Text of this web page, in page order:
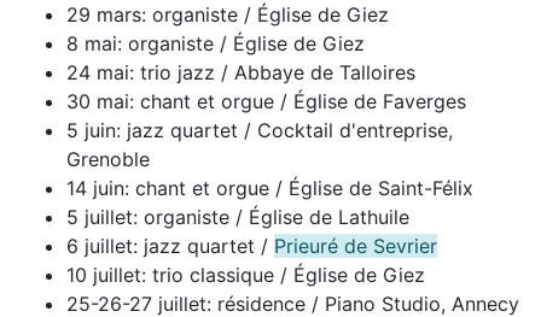
29 mars: organiste / Église de Giez
8 mai: organiste / Église de Giez
24 mai: trio jazz / Abbaye de Talloires
30 mai: chant et orgue / Église de Faverges
5 juin: jazz quartet / Cocktail d'entreprise,
Grenoble
14 juin: chant et orgue / Église de Saint-Félix
5 juillet: organiste / Église de Lathuile
6 juillet: jazz quartet / Prieuré de Sevrier
10 juillet: trio classique / Église de Giez
25-26-27 juillet: résidence / Piano Studio, Annecy